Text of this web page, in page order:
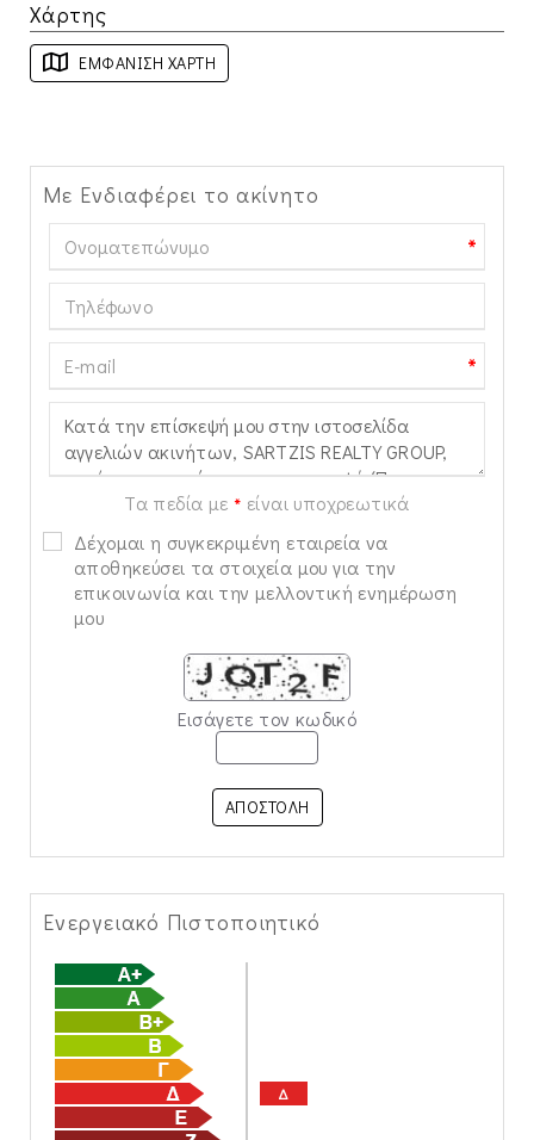
Χάρτης
ΕΜΦΆΝΙΣΗ ΧΆΡΤΗ
Με Ενδιαφέρει το ακίνητο
*
*
Τα πεδία με * είναι υποχρεωτικά
Δέχομαι η συγκεκριμένη εταιρεία να
αποθηκεύσει τα στοιχεία μου για την
επικοινωνία και την μελλοντική ενημέρωση
μου
Εισάγετε τον κωδικό
ΑΠΟΣΤΟΛΗ
Ενεργειακό Πιστοποιητικό
Δ